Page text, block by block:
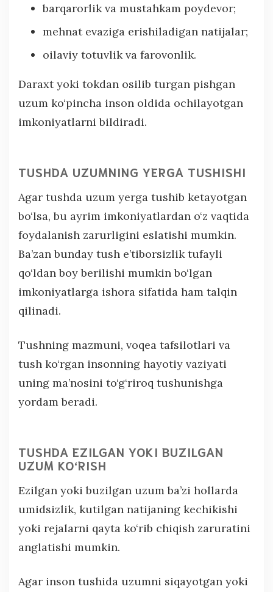
barqarorlik va mustahkam poydevor;
mehnat evaziga erishiladigan natijalar;
oilaviy totuvlik va farovonlik.
Daraxt yoki tokdan osilib turgan pishgan
uzum ko‘pincha inson oldida ochilayotgan
imkoniyatlarni bildiradi.
TUSHDA UZUMNING YERGA TUSHISHI
Agar tushda uzum yerga tushib ketayotgan
bo‘lsa, bu ayrim imkoniyatlardan o‘z vaqtida
foydalanish zarurligini eslatishi mumkin.
Ba’zan bunday tush e’tiborsizlik tufayli
qo‘ldan boy berilishi mumkin bo‘lgan
imkoniyatlarga ishora sifatida ham talqin
qilinadi.
Tushning mazmuni, voqea tafsilotlari va
tush ko‘rgan insonning hayotiy vaziyati
uning ma’nosini to‘g‘riroq tushunishga
yordam beradi.
TUSHDA EZILGAN YOKI BUZILGAN
UZUM KO‘RISH
Ezilgan yoki buzilgan uzum ba’zi hollarda
umidsizlik, kutilgan natijaning kechikishi
yoki rejalarni qayta ko‘rib chiqish zaruratini
anglatishi mumkin.
Agar inson tushida uzumni siqayotgan yoki